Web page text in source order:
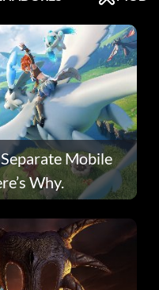
Mobile
Why.